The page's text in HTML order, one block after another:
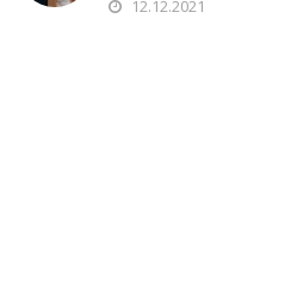
12.12.2021